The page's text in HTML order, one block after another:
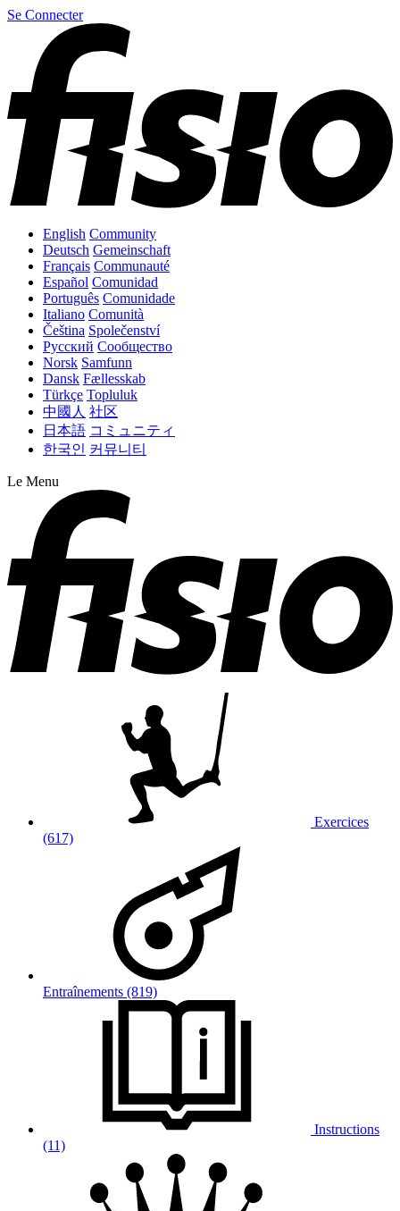
Se Connecter
English Community
Deutsch Gemeinschaft
Français Communauté
Español Comunidad
Português Comunidade
Italiano Comunità
Čeština Společenství
Русский Сообщество
Norsk Samfunn
Dansk Fællesskab
Türkçe Topluluk
中國人 社区
日本語 コミュニティ
한국인 커뮤니티
Le Menu
Exercices
(617)
Entraînements (819)
Instructions
(11)